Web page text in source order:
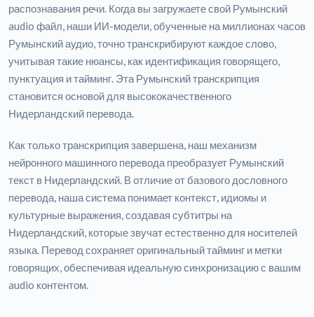
распознавания речи. Когда вы загружаете свой Румынский
audio файл, наши ИИ-модели, обученные на миллионах часов
Румынский аудио, точно транскрибируют каждое слово,
учитывая такие нюансы, как идентификация говорящего,
пунктуация и тайминг. Эта Румынский транскрипция
становится основой для высококачественного
Нидерландский перевода.
Как только транскрипция завершена, наш механизм
нейронного машинного перевода преобразует Румынский
текст в Нидерландский. В отличие от базового дословного
перевода, наша система понимает контекст, идиомы и
культурные выражения, создавая субтитры на
Нидерландский, которые звучат естественно для носителей
языка. Перевод сохраняет оригинальный тайминг и метки
говорящих, обеспечивая идеальную синхронизацию с вашим
audio контентом.